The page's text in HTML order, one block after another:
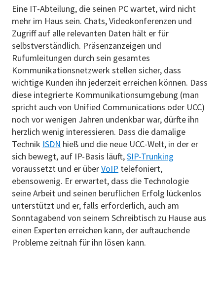
Eine IT-Abteilung, die seinen PC wartet, wird nicht
mehr im Haus sein. Chats, Videokonferenzen und
Zugriff auf alle relevanten Daten hält er für
selbstverständlich. Präsenzanzeigen und
Rufumleitungen durch sein gesamtes
Kommunikationsnetzwerk stellen sicher, dass
wichtige Kunden ihn jederzeit erreichen können. Dass
diese integrierte Kommunikationsumgebung (man
spricht auch von Unified Communications oder UCC)
noch vor wenigen Jahren undenkbar war, dürfte ihn
herzlich wenig interessieren. Dass die damalige
Technik ISDN hieß und die neue UCC-Welt, in der er
sich bewegt, auf IP-Basis läuft,SIP-Trunking
voraussetzt und er überVoIP telefoniert,
ebensowenig. Er erwartet, dass die Technologie
seine Arbeit und seinen beruflichen Erfolg lückenlos
unterstützt und er, falls erforderlich, auch am
Sonntagabend von seinem Schreibtisch zu Hause aus
einen Experten erreichen kann, der auftauchende
Probleme zeitnah für ihn lösen kann.